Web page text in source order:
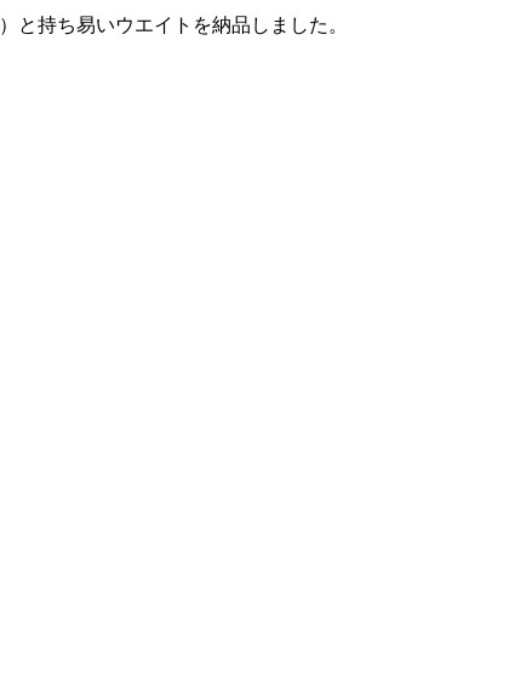
）と持ち易いウエイトを納品しました。